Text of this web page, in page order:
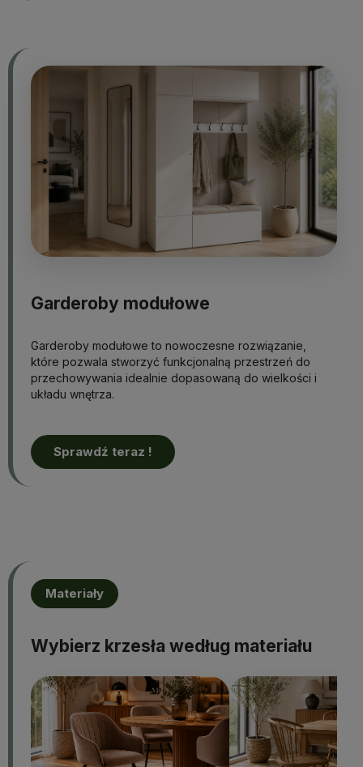
Garderoby modułowe
Garderoby modułowe to nowoczesne rozwiązanie,
które pozwala stworzyć funkcjonalną przestrzeń do
przechowywania idealnie dopasowaną do wielkości i
układu wnętrza.
Sprawdź teraz !
Materiały
Wybierz krzesła według materiału